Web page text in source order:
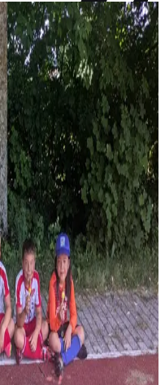
kommende Termine
in Wall
ein 2:0 im Halbfinale – erst
P...
Rot-Weiß –
vier Ländern, ein
große Finale auf...